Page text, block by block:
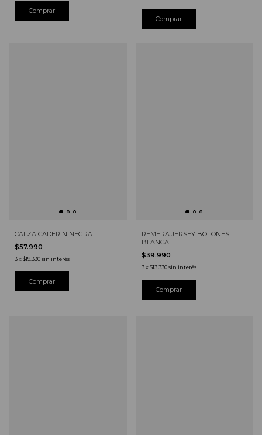
Comprar
Comprar
CALZA CADERIN NEGRA
$57.990
3x$19.330sin interés
Comprar
REMERA JERSEY BOTONES
BLANCA
$39.990
3 x$13.330 sin interés